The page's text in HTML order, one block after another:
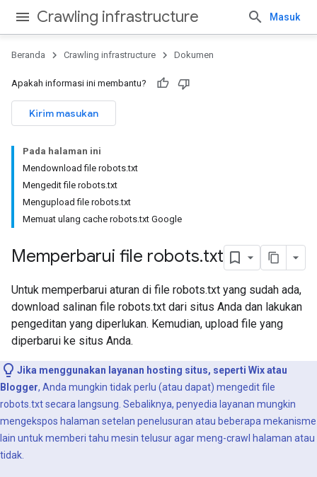
Crawling infrastructure Masuk
Beranda Crawling infrastructure Dokumen
Apakah informasi ini membantu?
Kirim masukan
Pada halaman ini
Mendownload file robots.txt
Mengedit file robots.txt
Mengupload file robots.txt
Memuat ulang cache robots.txt Google
Memperbarui file robots.txt
Untuk memperbarui aturan di file robots.txt yang sudah ada,
download salinan file robots.txt dari situs Anda dan lakukan
pengeditan yang diperlukan. Kemudian, upload file yang
diperbarui ke situs Anda.
Jika menggunakan layanan hosting situs, seperti Wix atau
Blogger, Anda mungkin tidak perlu (atau dapat) mengedit file
robots.txt secara langsung. Sebaliknya, penyedia layanan mungkin
mengekspos halaman setelan penelusuran atau beberapa mekanisme
lain untuk memberi tahu mesin telusur agar meng-crawl halaman atau
tidak.